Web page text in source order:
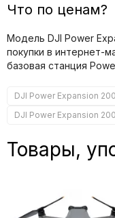
Что по ценам?
Модель DJI Power
покупки в интернет-
базовая станция
DJI Power Expansion
DJI Power Expansion
Товары,